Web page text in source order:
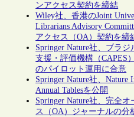
ンアクセス契約を締結
Wiley社、香港のJoint
Librarians Advisory
アクセス（OA）契約を締
Springer Nature社、ブラ
支援・評価機構（CAPES
のパイロット運用に合意
Springer Nature社、Nature
Annual Tablesを公開
Springer Nature社、完全
ス（OA）ジャーナルの分